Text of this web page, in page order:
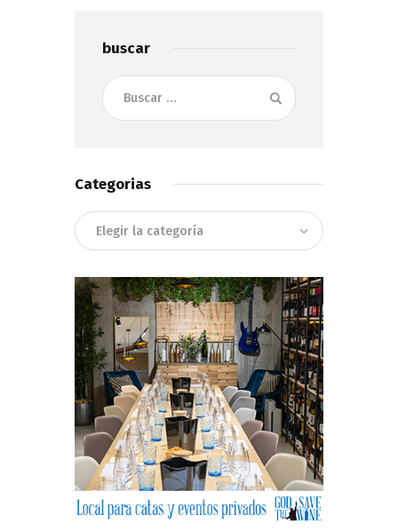
buscar
Buscar:
Categorias
Categorias